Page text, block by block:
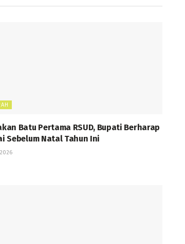
Batu Pertama RSUD, Bupati Berharap
Sebelum Natal Tahun Ini